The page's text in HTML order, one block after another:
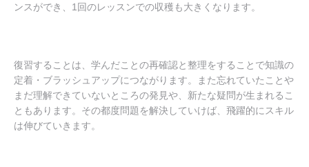
ンスができ、1回のレッスンでの収穫も大きくなります。
復習することは、学んだことの再確認と整理をすることで知識の
定着・ブラッシュアップにつながります。
また忘れていたことや
まだ理解できていないところの発見や、新たな疑問が生まれるこ
ともあります。その都度問題を解決していけば、飛躍的にスキル
は伸びていきます。